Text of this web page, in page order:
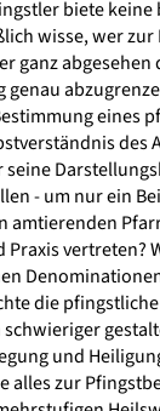
biete keine
wisse, wer
ganz abgesehen
genau
eines
des
- um nur ein
amtierenden
vertreten?
die
und
alles zur